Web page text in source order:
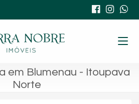
em Blumenau - Itoupava
Norte